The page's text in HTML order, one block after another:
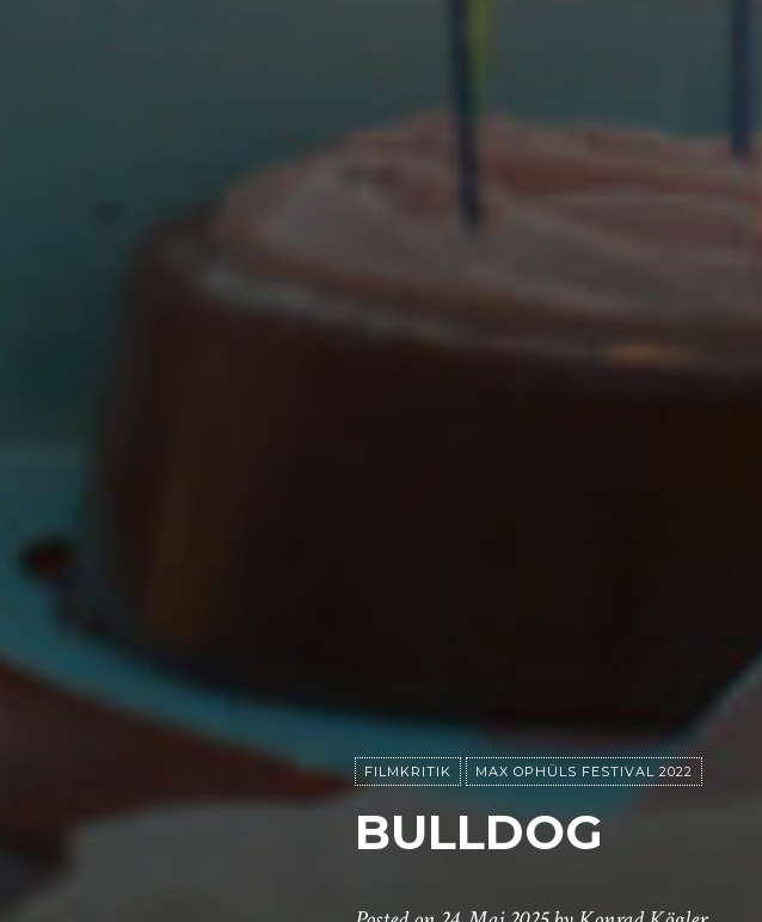
FILMKRITIK MAX OPHÜLS FESTIVAL 2022
BULLDOG